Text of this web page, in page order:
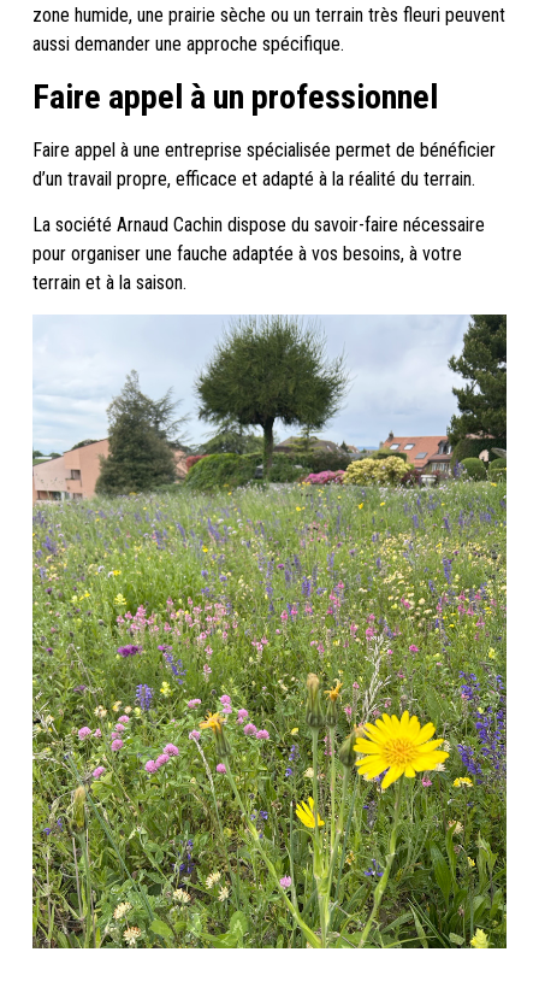
zone humide, une prairie sèche ou un terrain très fleuri peuvent
aussi demander une approche spécifique.
Faire appel à un professionnel
Faire appel à une entreprise spécialisée permet de bénéficier
d’un travail propre, efficace et adapté à la réalité du terrain.
La société Arnaud Cachin dispose du savoir-faire nécessaire
pour organiser une fauche adaptée à vos besoins, à votre
terrain et à la saison.